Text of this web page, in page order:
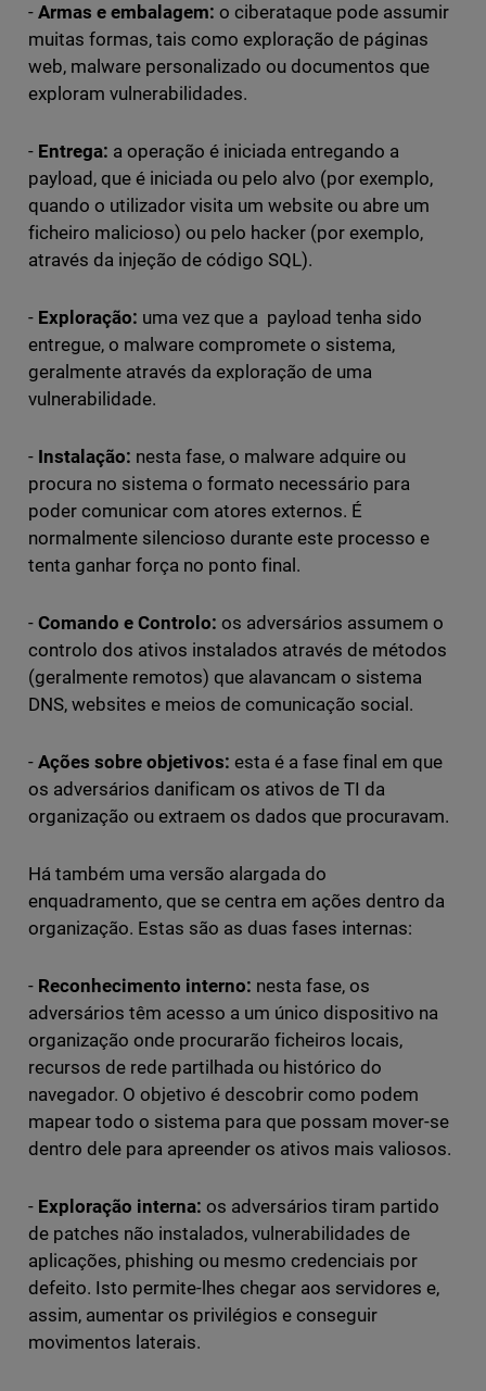
- Armas e embalagem: o ciberataque pode assumir
muitas formas, tais como exploração de páginas
web, malware personalizado ou documentos que
exploram vulnerabilidades.
- Entrega: a operação é iniciada entregando a
payload, que é iniciada ou pelo alvo (por exemplo,
quando o utilizador visita um website ou abre um
ficheiro malicioso) ou pelo hacker (por exemplo,
através da injeção de código SQL).
- Exploração: uma vez que a payload tenha sido
entregue, o malware compromete o sistema,
geralmente através da exploração de uma
vulnerabilidade.
- Instalação: nesta fase, o malware adquire ou
procura no sistema o formato necessário para
poder comunicar com atores externos. É
normalmente silencioso durante este processo e
tenta ganhar força no ponto final.
- Comando e Controlo: os adversários assumem o
controlo dos ativos instalados através de métodos
(geralmente remotos) que alavancam o sistema
DNS, websites e meios de comunicação social.
-Ações sobre objetivos: esta é a fase final em que
os adversários danificam os ativos de TI da
organização ou extraem os dados que procuravam.
Há também uma versão alargada do
enquadramento, que se centra em ações dentro da
organização. Estas são as duas fases internas:
- Reconhecimento interno: nesta fase, os
adversários têm acesso a um único dispositivo na
organização onde procurarão ficheiros locais,
recursos de rede partilhada ou histórico do
navegador. O objetivo é descobrir como podem
mapear todo o sistema para que possam mover-se
dentro dele para apreender os ativos mais valiosos.
- Exploração interna: os adversários tiram partido
de patches não instalados, vulnerabilidades de
aplicações, phishing ou mesmo credenciais por
defeito. Isto permite-lhes chegar aos servidores e,
assim, aumentar os privilégios e conseguir
movimentos laterais.